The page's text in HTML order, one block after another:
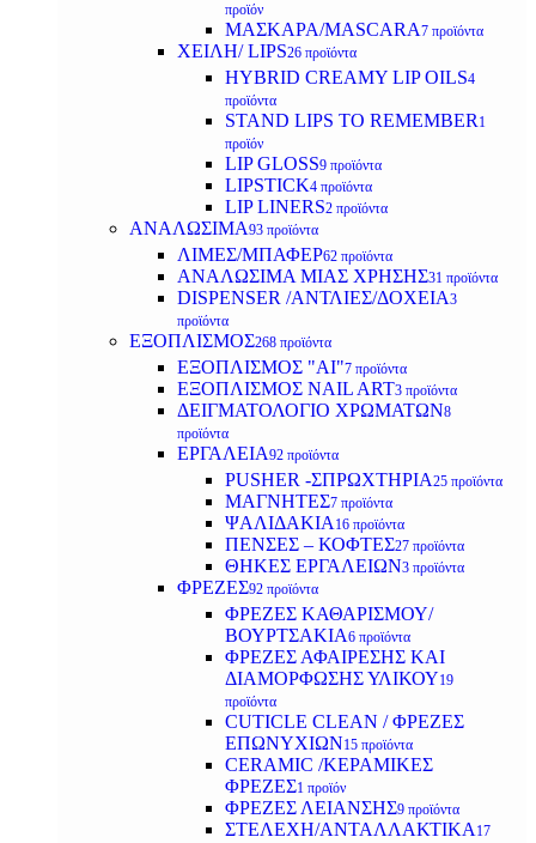
προϊόν
ΜΑΣΚΑΡΑ/MASCARA7 προϊόντα
ΧΕΙΛΗ/ LIPS26 προϊόντα
HYBRID CREAMY LIP OILS4
προϊόντα
STAND LIPS TO REMEMBER 1
προϊόν
LIP GLOSS9 προϊόντα
LIPSTICK4 προϊόντα
LIP LINERS2 προϊόντα
ΑΝΑΛΩΣΙΜΑ93 προϊόντα
ΛΙΜΕΣ/ΜΠΑΦΕΡ62 προϊόντα
ΑΝΑΛΩΣΙΜΑ ΜΙΑΣ ΧΡΗΣΗΣ31 προϊόντα
DISPENSER /ΑΝΤΛΙΕΣ/ΔΟΧΕΙΑ3
προϊόντα
ΕΞΟΠΛΙΣΜΟΣ268 προϊόντα
ΕΞΟΠΛΙΣΜΟΣ "AI"7 προϊόντα
ΕΞΟΠΛΙΣΜΟΣ NAIL ART3 προϊόντα
ΔΕΙΓΜΑΤΟΛΟΓΙΟ ΧΡΩΜΑΤΩΝ8
προϊόντα
ΕΡΓΑΛΕΙΑ92 προϊόντα
PUSHER -ΣΠΡΩΧΤΗΡΙΑ25 προϊόντα
ΜΑΓΝΗΤΕΣ7 προϊόντα
ΨΑΛΙΔΑΚΙΑ 16 προϊόντα
ΠΕΝΣΕΣ – ΚΟΦΤΕΣ27 προϊόντα
ΘΗΚΕΣ ΕΡΓΑΛΕΙΩΝ3 προϊόντα
ΦΡΕΖΕΣ92 προϊόντα
ΦΡΕΖΕΣ ΚΑΘΑΡΙΣΜΟΥ/
ΒΟΥΡΤΣΑΚΙΑ6 προϊόντα
ΦΡΕΖΕΣ ΑΦΑΙΡΕΣΗΣ ΚΑΙ
ΔΙΑΜΟΡΦΩΣΗΣ ΥΛΙΚΟΥ19
προϊόντα
CUTICLE CLEAN / ΦΡΕΖΕΣ
ΕΠΩΝΥΧΙΩΝ15 προϊόντα
CERAMIC /ΚΕΡΑΜΙΚΕΣ
ΦΡΕΖΕΣ1 προϊόν
ΦΡΕΖΕΣ ΛΕΙΑΝΣΗΣ9 προϊόντα
ΣΤΕΛΕΧΗ/ΑΝΤΑΛΛΑΚΤΙΚΑ 17